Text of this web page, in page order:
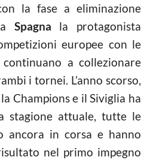
la fase a eliminazione
Spagna la protagonista
europee con le
a collezionare
i tornei. L’anno scorso,
Champions e il Siviglia ha
stagione attuale, tutte le
ancora in corsa e hanno
nel primo impegno